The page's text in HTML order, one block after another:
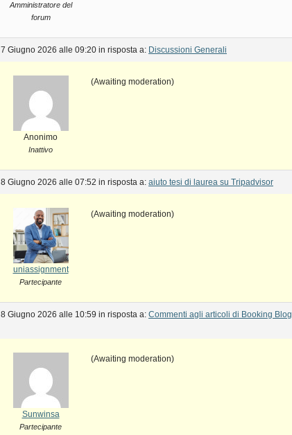
Amministratore del
forum
7 Giugno 2026 alle 09:20 in risposta a: Discussioni Generali
Anonimo
Inattivo
(Awaiting moderation)
8 Giugno 2026 alle 07:52 in risposta a: aiuto tesi di laurea su Tripadvisor
uniassignment
Partecipante
(Awaiting moderation)
8 Giugno 2026 alle 10:59 in risposta a: Commenti agli articoli di Booking Blog
Sunwinsa
Partecipante
(Awaiting moderation)